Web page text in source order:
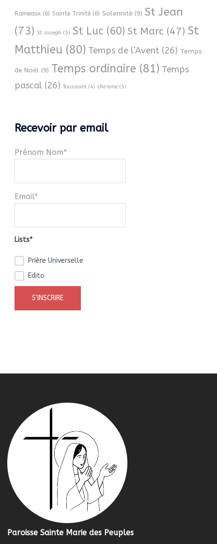
Rameaux (6) Sainte Trinité (6) Solennité (9) St Jean
(73) St Joseph (5) St Luc (60) St Marc (47) St
Matthieu (80) Temps de l’Avent (26) Temps
de Noël (9) Temps ordinaire (81) Temps
pascal (26) Toussaint (4) Ukraine (5)
Recevoir par email
Prénom Nom*
Email*
Lists*
Prière Universelle
Edito
Paroisse Sainte Marie des Peuples